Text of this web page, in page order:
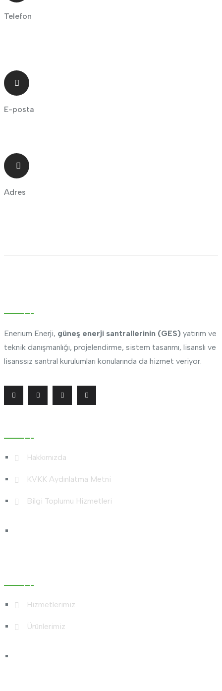
Telefon
E-posta
Adres
Enerium Enerji, güneş enerji santrallerinin (GES) yatırım ve
teknik danışmanlığı, projelendirme, sistem tasarımı, lisanslı ve
lisanssız santral kurulumları konularında da hizmet veriyor.
Hakkımızda
KVKK Aydınlatma Metni
Bilgi Toplumu Hizmetleri
Hizmetlerimiz
Ürünlerimiz